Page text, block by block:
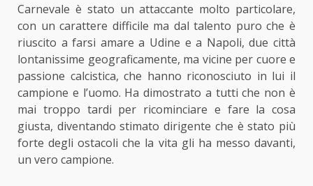
Carnevale è stato un attaccante molto particolare,
con un carattere difficile ma dal talento puro che è
riuscito a farsi amare a Udine e a Napoli, due città
lontanissime geograficamente, ma vicine per cuore e
passione calcistica, che hanno riconosciuto in lui il
campione e l’uomo. Ha dimostrato a tutti che non è
mai troppo tardi per ricominciare e fare la cosa
giusta, diventando stimato dirigente che è stato più
forte degli ostacoli che la vita gli ha messo davanti,
un vero campione.